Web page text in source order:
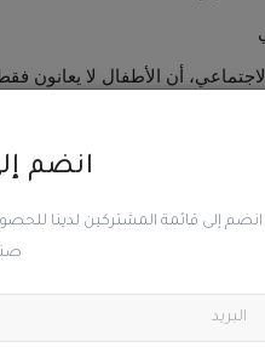
انضم
انضم إلى قائمة المشتركين لدينا
أن الأطفال لا يعانون
التي تعيشها الأسر في ظل
أيضاً".
المرتبط بانتهاكات